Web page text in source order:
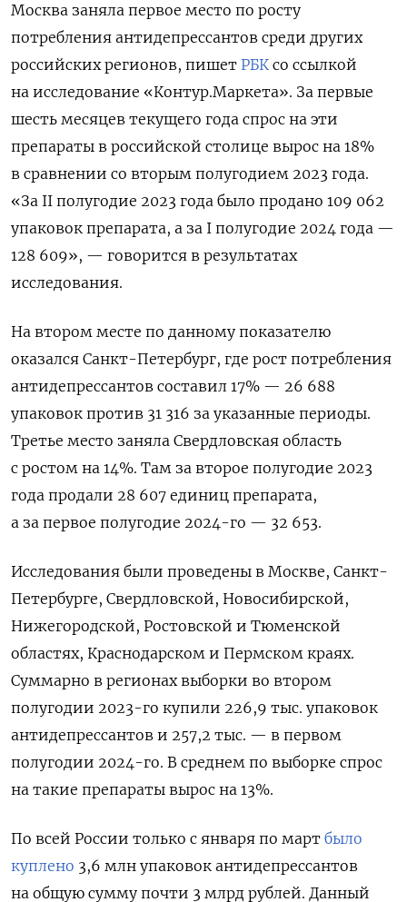
Москва заняла первое место по росту
потребления антидепрессантов среди других
российских регионов, пишет РБК со ссылкой
на исследование «Контур.Маркета». За первые
шесть месяцев текущего года спрос на эти
препараты в российской столице вырос на 18%
в сравнении со вторым полугодием 2023 года.
«За II полугодие 2023 года было продано 109 062
упаковок препарата, а за I полугодие 2024 года —
128 609», — говорится в результатах
исследования.
На втором месте по данному показателю
оказался Санкт-Петербург, где рост потребления
антидепрессантов составил 17% — 26 688
упаковок против 31 316 за указанные периоды.
Третье место заняла Свердловская область
с ростом на 14%. Там за второе полугодие 2023
года продали 28 607 единиц препарата,
а за первое полугодие 2024-го — 32 653.
Исследования были проведены в Москве, Санкт-
Петербурге, Свердловской, Новосибирской,
Нижегородской, Ростовской и Тюменской
областях, Краснодарском и Пермском краях.
Суммарно в регионах выборки во втором
полугодии 2023-го купили 226,9 тыс. упаковок
антидепрессантов и 257,2 тыс. — в первом
полугодии 2024-го. В среднем по выборке спрос
на такие препараты вырос на 13%.
По всей России только с января по март было
куплено 3,6 млн упаковок антидепрессантов
на общую сумму почти 3 млрд рублей. Данный